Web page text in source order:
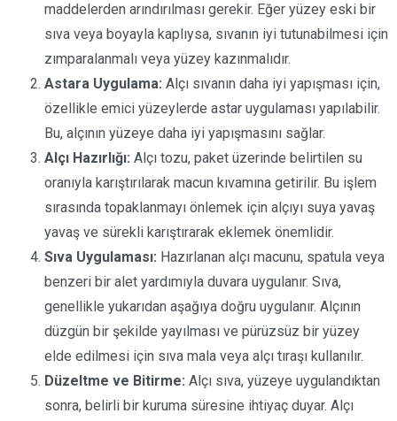
maddelerden arındırılması gerekir. Eğer yüzey eski bir
sıva veya boyayla kaplıysa, sıvanın iyi tutunabilmesi için
zımparalanmalı veya yüzey kazınmalıdır.
Astara Uygulama: Alçı sıvanın daha iyi yapışması için,
özellikle emici yüzeylerde astar uygulaması yapılabilir.
Bu, alçının yüzeye daha iyi yapışmasını sağlar.
Alçı Hazırlığı: Alçı tozu, paket üzerinde belirtilen su
oranıyla karıştırılarak macun kıvamına getirilir. Bu işlem
sırasında topaklanmayı önlemek için alçıyı suya yavaş
yavaş ve sürekli karıştırarak eklemek önemlidir.
Sıva Uygulaması: Hazırlanan alçı macunu, spatula veya
benzeri bir alet yardımıyla duvara uygulanır. Sıva,
genellikle yukarıdan aşağıya doğru uygulanır. Alçının
düzgün bir şekilde yayılması ve pürüzsüz bir yüzey
elde edilmesi için sıva mala veya alçı tıraşı kullanılır.
Düzeltme ve Bitirme: Alçı sıva, yüzeye uygulandıktan
sonra, belirli bir kuruma süresine ihtiyaç duyar. Alçı